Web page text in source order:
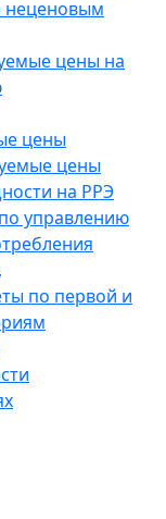
неценовым
цены на
цены
цены
на РРЭ
управлению
по первой и